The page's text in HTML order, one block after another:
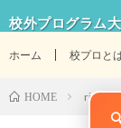
校外プログラム
ホーム 校プロと
HOME rinkam